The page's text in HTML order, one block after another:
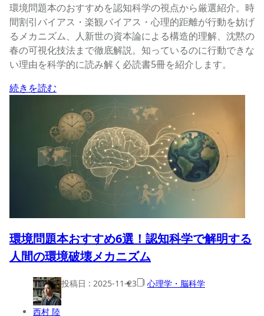
環境問題本のおすすめを認知科学の視点から厳選紹介。時
間割引バイアス・楽観バイアス・心理的距離が行動を妨げ
るメカニズム、人新世の資本論による構造的理解、沈黙の
春の可視化技法まで徹底解説。知っているのに行動できな
い理由を科学的に読み解く必読書5冊を紹介します。
続きを読む
環境問題本おすすめ6選！認知科学で解明する
人間の環境破壊メカニズム
西村 陸
投稿日 : 2025-11-23 心理学・脳科学